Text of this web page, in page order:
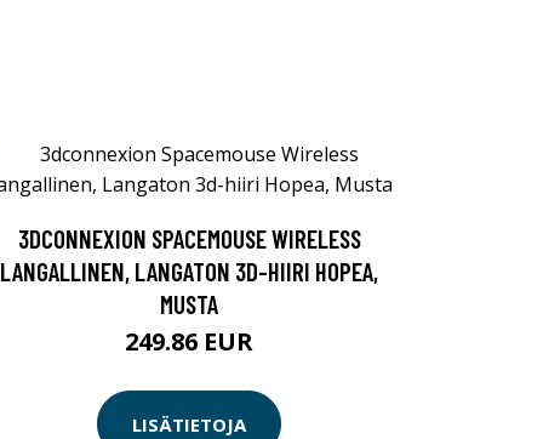
3DCONNEXION SPACEMOUSE WIRELESS
LANGALLINEN, LANGATON 3D-HIIRI HOPEA,
MUSTA
249.86 EUR
LISÄTIETOJA